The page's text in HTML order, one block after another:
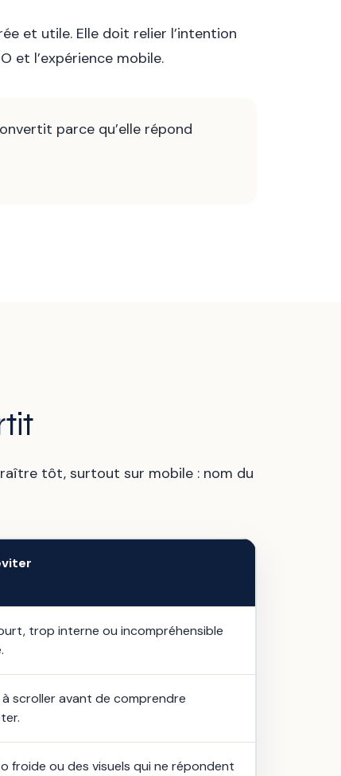
et utile. Elle doit relier l’intention
et l’expérience mobile.
parce qu’elle répond
tôt, surtout sur mobile : nom du
trop interne ou incompréhensible
scroller avant de comprendre
froide ou des visuels qui ne répondent